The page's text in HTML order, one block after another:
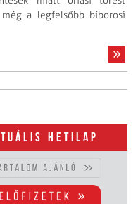
a legfelsőbb bíborosi
hetilap